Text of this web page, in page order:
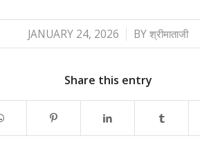
JANUARY 24, 2026
/ BYश्रीमाताजी
Share this entry